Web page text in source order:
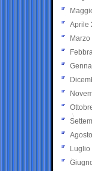
Aprile
Luglio